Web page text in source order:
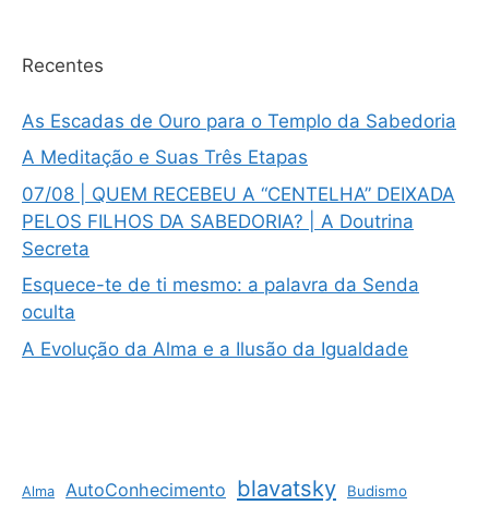
Recentes
As Escadas de Ouro para o Templo da Sabedoria
A Meditação e Suas Três Etapas
07/08 | QUEM RECEBEU A “CENTELHA” DEIXADA
PELOS FILHOS DA SABEDORIA? | A Doutrina
Secreta
Esquece-te de ti mesmo: a palavra da Senda
oculta
A Evolução da Alma e a Ilusão da Igualdade
Alma AutoConhecimento blavatsky Budismo